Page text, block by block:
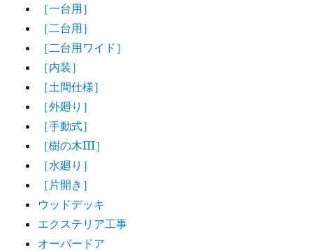
［一台用］
［二台用］
［二台用ワイド］
［内装］
［土間仕様］
［外廻り］
［手動式］
［樹の木III］
［水廻り］
［片開き］
ウッドデッキ
エクステリア工事
オーバードア